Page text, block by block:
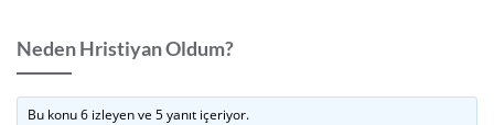
Neden Hristiyan Oldum?
Bu konu 6 izleyen ve 5 yanıt içeriyor.